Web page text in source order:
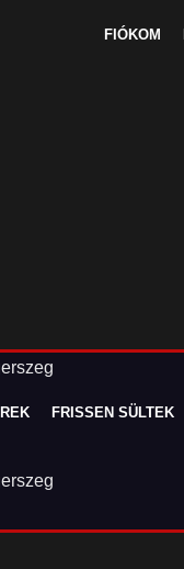
FIÓKOM
FRISSEN SÜLTEK